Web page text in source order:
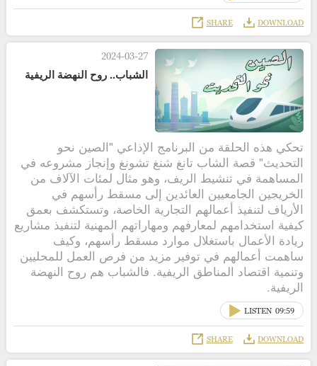
DOWNLOAD
SHARE
2024-03-27
الشباب.. روح النهضة الريفية
تحكي هذه الحلقة من البرنامج الإذاعي "الصين نحو
التحديث" قصة الشاب تانغ شنغ تشونغ وإنجاز مشروعه في
المساهمة في تنشيط الريف، وهو مثال لمئات الآلاف من
الخريجين الجامعيين العائدين إلى مسقط رأسهم في
الأرياف لتنفيذ أعمالهم التجارية الخاصة، وتستكشف بعمق
كيفية استخدامهم لمعارفهم ومهاراتهم المهنية لتنفيذ مشاريع
ريادة الأعمال باستغلال موارد مسقط رأسهم، وكيف
ساهمت أعمالهم في توفير مزيد من فرص العمل للمحليين
وتنمية اقتصاد المناطق الريفية. فالشباب هم روح النهضة
الريفية.
LISTEN 09:59
DOWNLOAD
SHARE